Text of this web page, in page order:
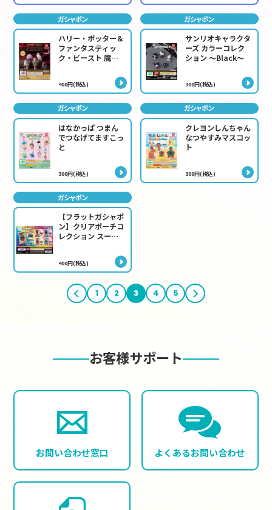
ガシャポン
ハリー・ポッター＆
ファンタスティッ
ク・ビースト 魔法
flockies チャーム
400円(税込)
ガシャポン
サンリオキャラクタ
ーズ カラーコレク
ション ～Black～
300円(税込)
ガシャポン
はなかっぱ つまん
でつなげてますこっ
と
300円(税込)
ガシャポン
クレヨンしんちゃん
なつやすみマスコッ
ト
300円(税込)
ガシャポン
【フラットガシャポ
ン】クリアポーチコ
レクション スーパ
400円(税込)
前へ 1 2 3 4 5 次へ
お客様サポート
お問い合わせ窓口 よくあるお問い合わせ